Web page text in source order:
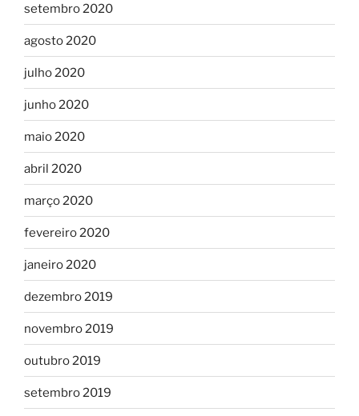
setembro 2020
agosto 2020
julho 2020
junho 2020
maio 2020
abril 2020
março 2020
fevereiro 2020
janeiro 2020
dezembro 2019
novembro 2019
outubro 2019
setembro 2019